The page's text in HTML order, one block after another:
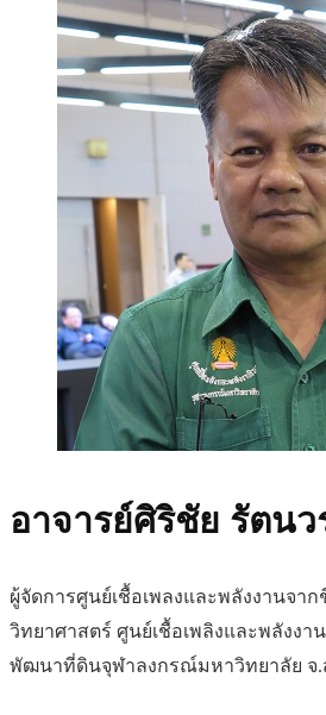
อาจารย์ศิริชัย รัตนว
ผู้จัดการศูนย์เชื้อเพลงและพลังงานจา
วิทยาศาสตร์ ศูนย์เชื้อเพลิงและพลังงา
พัฒนาที่ดินจุฬาลงกรณ์มหาวิทยาลัย จ.